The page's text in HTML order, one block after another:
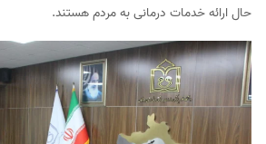
حال ارائه خدمات درمانی به مردم هستند.